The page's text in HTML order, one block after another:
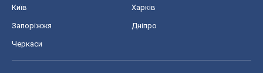
Київ Харків
Запоріжжя Дніпро
Черкаси